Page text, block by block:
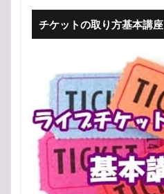
チケットの取り方基本講座